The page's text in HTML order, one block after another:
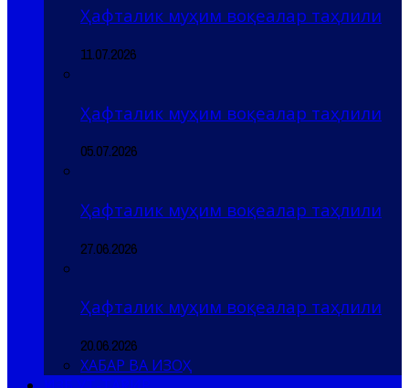
Ҳафталик муҳим воқеалар таҳлили
11.07.2026
Ҳафталик муҳим воқеалар таҳлили
05.07.2026
Ҳафталик муҳим воқеалар таҳлили
27.06.2026
Ҳафталик муҳим воқеалар таҳлили
20.06.2026
ХАБАР ВА ИЗОҲ